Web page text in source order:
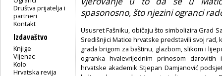
Društva prijatelja i
partneri
Kontakt
Izdavaštvo
Knjige
Vijenac
Kolo
Hrvatska revija
spasonosno, što njezini ogranci
Ususret Fašniku, običaju što simbolizira Grad
Središnjici Matice hrvatske predstavili svoj
grada brigom za baštinu, glazbom, slikom i
ogranka hvalevrijednim prinosom
hrvatske akademik Stjepan Damjanović